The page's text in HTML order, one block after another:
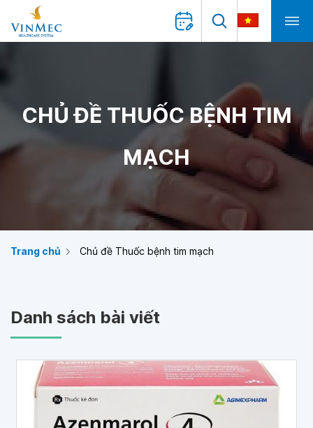
CHỦ ĐỀ THUỐC BỆNH TIM
MẠCH
Trang chủ Chủ đề Thuốc bệnh tim mạch
Danh sách bài viết